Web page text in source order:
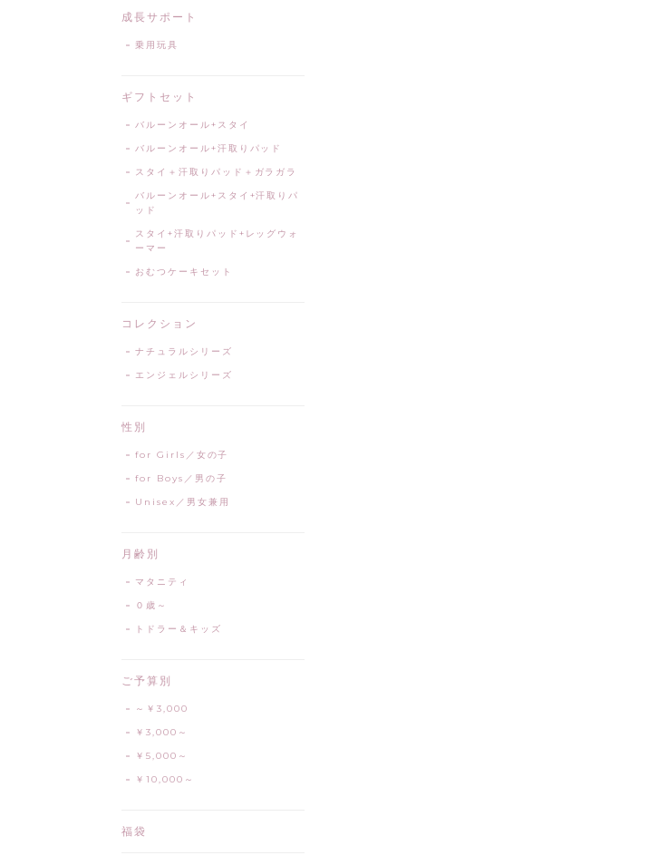
成長サポート
乗用玩具
ギフトセット
バルーンオール+スタイ
バルーンオール+汗取りパッド
スタイ＋汗取りパッド＋ガラガラ
バルーンオール+スタイ+汗取りパ
ッド
スタイ+汗取りパッド+レッグウォ
ーマー
おむつケーキセット
コレクション
ナチュラルシリーズ
エンジェルシリーズ
性別
for Girls／女の子
for Boys／男の子
Unisex／男女兼用
月齢別
マタニティ
０歳～
トドラー＆キッズ
ご予算別
～￥3,000
￥3,000～
￥5,000～
￥10,000～
福袋